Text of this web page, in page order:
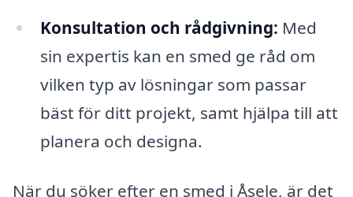
Konsultation och rådgivning: Med
sin expertis kan en smed ge råd om
vilken typ av lösningar som passar
bäst för ditt projekt, samt hjälpa till att
planera och designa.
När du söker efter en smed i Åsele, är det